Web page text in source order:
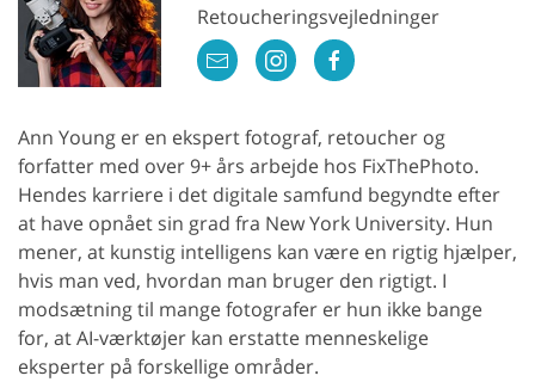
Retoucheringsvejledninger
Ann Young er en ekspert fotograf, retoucher og
forfatter med over 9+ års arbejde hos FixThePhoto.
Hendes karriere i det digitale samfund begyndte efter
at have opnået sin grad fra New York University. Hun
mener, at kunstig intelligens kan være en rigtig hjælper,
hvis man ved, hvordan man bruger den rigtigt. I
modsætning til mange fotografer er hun ikke bange
for, at AI-værktøjer kan erstatte menneskelige
eksperter på forskellige områder.